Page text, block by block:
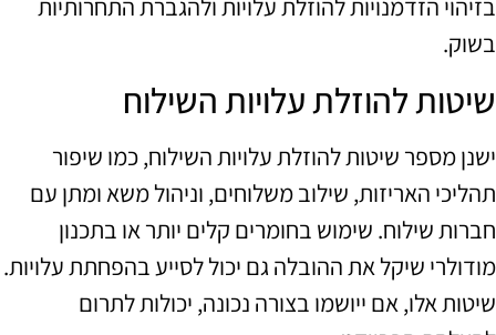
בזיהוי הזדמנויות להוזלת עלויות ולהגברת התחרותיות
בשוק.
שיטות להוזלת עלויות השילוח
ישנן מספר שיטות להוזלת עלויות השילוח, כמו שיפור
תהליכי האריזות, שילוב משלוחים, וניהול משא ומתן עם
חברות שילוח. שימוש בחומרים קלים יותר או בתכנון
מודולרי שיקל את ההובלה גם יכול לסייע בהפחתת עלויות.
שיטות אלו, אם ייושמו בצורה נכונה, יכולות לתרום